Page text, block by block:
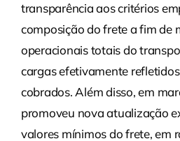
transparência aos critérios
composição do frete a fim de
operacionais totais do
cargas efetivamente
cobrados. Além disso, em
promoveu nova atualização
valores mínimos do frete, em